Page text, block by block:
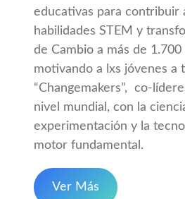
educativas para contribuir
habilidades STEM y
de Cambio a más de
motivando a lxs jóvenes a
“Changemakers”, co-
nivel mundial, con la
experimentación y la
motor fundamental.
Ver Más